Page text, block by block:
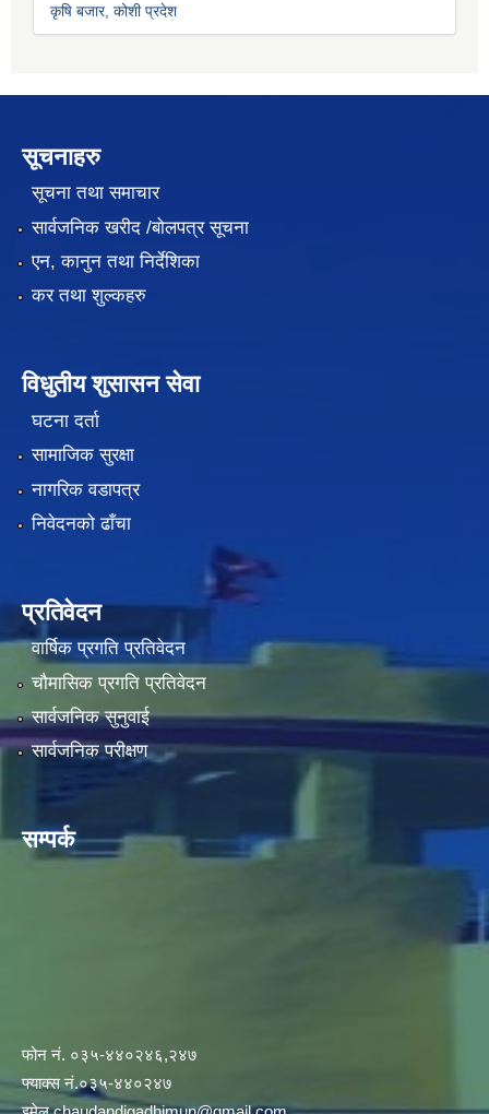
कृषि बजार, कोशी प्रदेश
सूचनाहरु
सूचना तथा समाचार
सार्वजनिक खरीद /बोलपत्र सूचना
एन, कानुन तथा निर्देशिका
कर तथा शुल्कहरु
विधुतीय शुसासन सेवा
घटना दर्ता
सामाजिक सुरक्षा
नागरिक वडापत्र
निवेदनको ढाँचा
प्रतिवेदन
वार्षिक प्रगति प्रतिवेदन
चौमासिक प्रगति प्रतिवेदन
सार्वजनिक सुनुवाई
सार्वजनिक परीक्षण
सम्पर्क
फोन नं. ०३५-४४०२४६,२४७
फ्याक्स नं.०३५-४४०२४७